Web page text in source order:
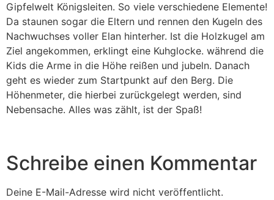
Gipfelwelt Königsleiten. So viele verschiedene Elemente!
Da staunen sogar die Eltern und rennen den Kugeln des
Nachwuchses voller Elan hinterher. Ist die Holzkugel am
Ziel angekommen, erklingt eine Kuhglocke. während die
Kids die Arme in die Höhe reißen und jubeln. Danach
geht es wieder zum Startpunkt auf den Berg. Die
Höhenmeter, die hierbei zurückgelegt werden, sind
Nebensache. Alles was zählt, ist der Spaß!
Schreibe einen Kommentar
Deine E-Mail-Adresse wird nicht veröffentlicht.